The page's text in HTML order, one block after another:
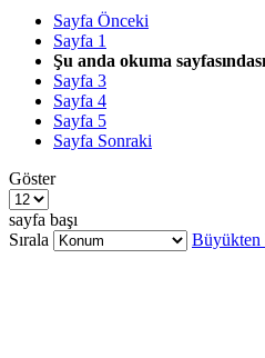
Sayfa Önceki
Sayfa 1
Şu anda okuma
Sayfa 3
Sayfa 4
Sayfa 5
Sayfa Sonraki
Göster
sayfa başı
Sırala
Büyükten